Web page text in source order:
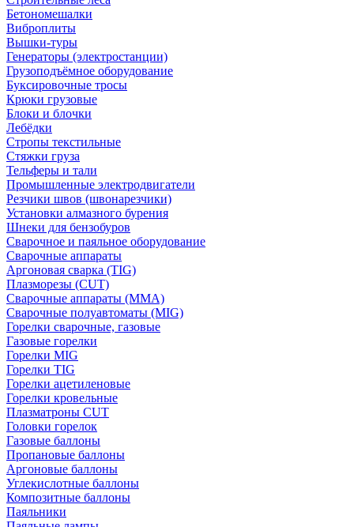
Бетономешалки
Виброплиты
Вышки-туры
Генераторы (электростанции)
Грузоподъёмное оборудование
Буксировочные тросы
Крюки грузовые
Блоки и блочки
Лебёдки
Стропы текстильные
Стяжки груза
Тельферы и тали
Промышленные электродвигатели
Резчики швов (швонарезчики)
Установки алмазного бурения
Шнеки для бензобуров
Сварочное и паяльное оборудование
Сварочные аппараты
Аргоновая сварка (TIG)
Плазморезы (CUT)
Сварочные аппараты (MMA)
Сварочные полуавтоматы (MIG)
Горелки сварочные, газовые
Газовые горелки
Горелки MIG
Горелки TIG
Горелки ацетиленовые
Горелки кровельные
Плазматроны CUT
Головки горелок
Газовые баллоны
Пропановые баллоны
Аргоновые баллоны
Углекислотные баллоны
Композитные баллоны
Паяльники